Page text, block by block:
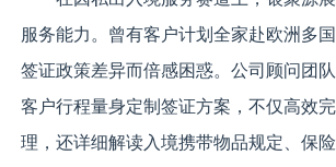
服务能力。曾有客户计划全家赴欧洲多
签证政策差异而倍感困惑。公司顾问团
客户行程量身定制签证方案，不仅高效
理，还详细解读入境携带物品规定、保